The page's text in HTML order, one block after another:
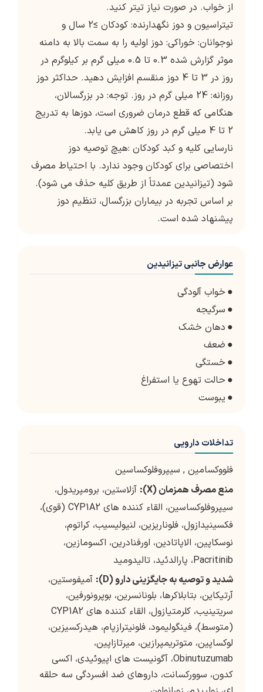
از خواب. در صورت نیاز تیتر کنید.
تیتراسیون و دوز نگهدارنده: کودکان ≥2 سال و
نوجوانان: خوراکی: دوز اولیه را به سمت بالا به دامنه
موثر گزارش شده 0.3 تا 0.5 میلی گرم بر کیلوگرم در
روز در 3 تا 4 دوز منقسم افزایش دهید. حداکثر دوز
روزانه: 24 میلی گرم در روز. توجه: در بزرگسالان،
هنگامی که قطع درمان ضروری است، دوزها به تدریج
2 تا 4 میلی گرم در روز کاهش می یابد.
نارسایی کلیه و کبد کودکان :هیچ توصیه دوز
اختصاصی برای کودکان وجود ندارد. با احتیاط مصرف
شود (تیزانیدین عمدتاً از طریق کلیه حذف می شود).
بر اساس تجربه در بیماران بزرگسال، تنظیم دوز
پیشنهاد شده است.
عوارض جانبی تیزانیدین
● خواب آلودگی
● سرگیجه
● دهان خشک
● ضعف
● خستگی
● حالت تهوع یا استفراغ
● یبوست
تداخلات دارویی
فلووکسامین , سیپروفلوکساسین
منع مصرف همزمان(X)
: آزلاستین، برومپریدول،
سیپروفلوکساسین، القاء کننده های CYP1A2 (قوی)،
فکسینیدازول، فلوناریزین، لنیولیسیب، کراتوم،
نوسکاپین، الاپاتادین، اورفنادرین، اکسومازین،
Pacritinib، پارالدئید، تالیدومید
شدید و توصیه به جایگزینی دارو(D)
: آمیفوستین،
آرتیکاین، بتابلاکرها، بلونانسرین، بوپرونورفین،
سریتینیب، کلرمتیازول، القاء کننده های CYP1A2
(متوسط)، فینگولیمود، فلونیترازپام، هیدرکسیزین،
لوکساپین، متوتریمپرازین، میرتازاپین،
Obinutuzumab، آگونیست های اپیوئیدی، اکسی
کدون، سوورکسانت، داروهای ضد افسردگی سه حلقه